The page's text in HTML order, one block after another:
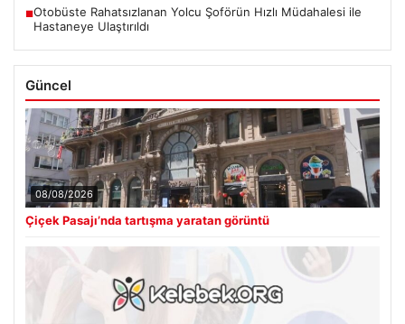
■Otobüste Rahatsızlanan Yolcu Şoförün Hızlı Müdahalesi ile
Hastaneye Ulaştırıldı
Güncel
08/08/2026
Çiçek Pasajı’nda tartışma yaratan görüntü